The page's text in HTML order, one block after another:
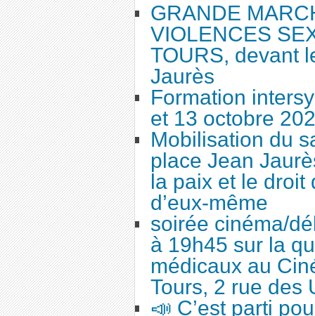
GRANDE
VIOLENCES
TOURS, devant
Jaurès
Formation
et 13 octobre
Mobilisation du
place Jean
la paix et le droit
d’eux-même
soirée cinéma/
à 19h45 sur la
médicaux au
Tours, 2 rue des
📣 C’est parti